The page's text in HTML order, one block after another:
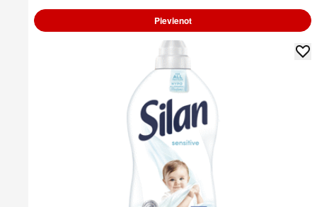
Pievienot